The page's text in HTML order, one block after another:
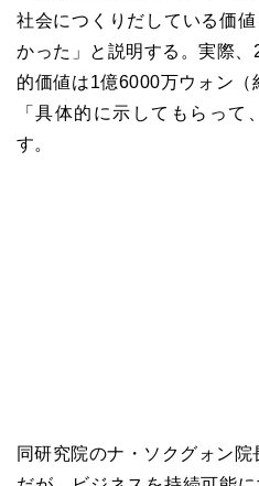
社会につくりだしている価
かった」と説明する。実際
的価値は1億6000万ウォン（
「具体的に示してもらっ
す。
同研究院のナ・ソクグォン 院